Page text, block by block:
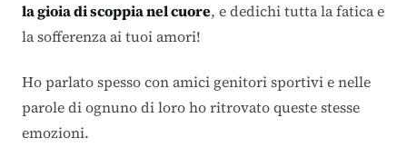
la gioia di scoppia nel cuore, e dedichi tutta la fatica e
la sofferenza ai tuoi amori!
Ho parlato spesso con amici genitori sportivi e nelle
parole di ognuno di loro ho ritrovato queste stesse
emozioni.